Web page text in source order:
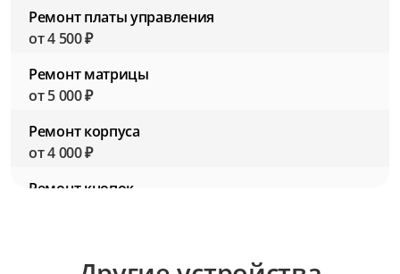
Ремонт платы управления
от 4 500 ₽
Ремонт матрицы
от 5 000 ₽
Ремонт корпуса
от 4 000 ₽
Ремонт кнопок
от 3 000 ₽